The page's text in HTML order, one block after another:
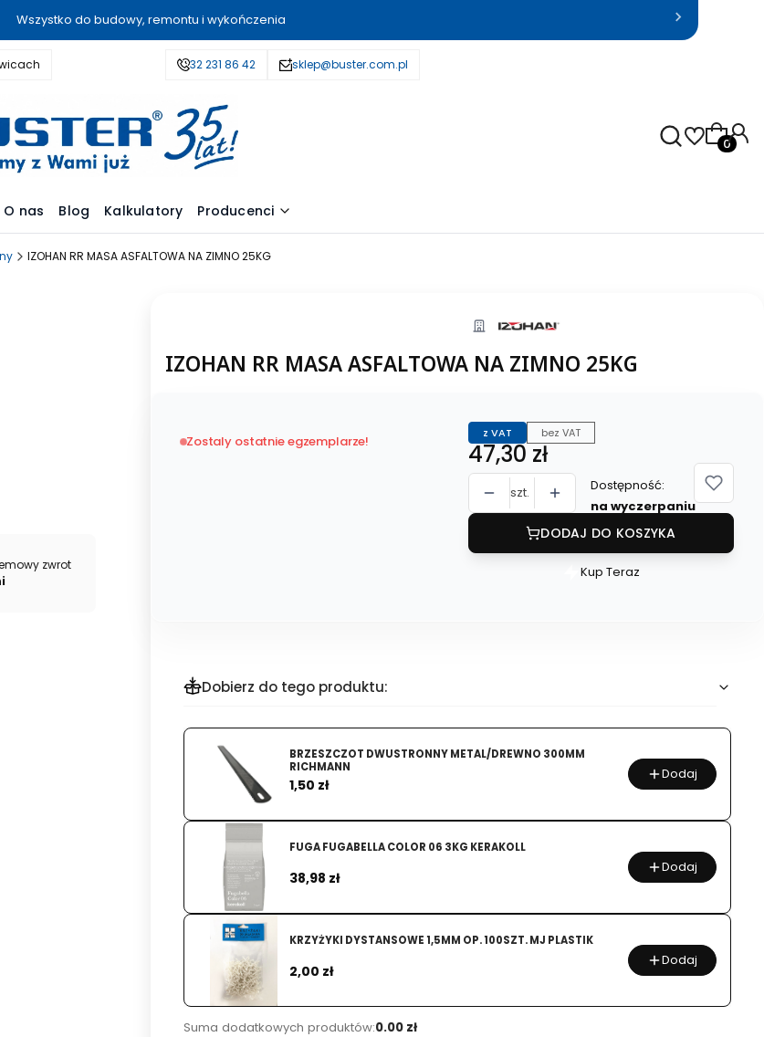
Wszystko do budowy, remontu i wykończenia
32 231 86 42 sklep@buster.com.pl
O nas Blog Kalkulatory Producenci
IZOHAN RR MASA ASFALTOWA NA ZIMNO 25KG
zwrot
IZOHAN RR MASA ASFALTOWA NA ZIMNO 25KG
Zostaly ostatnie egzemplarze! z VAT bez VAT
Cena
47,30 zł
szt.
Dostępność:
na wyczerpaniu
DODAJ DO KOSZYKA
Szybki
ZIMNO
Kup Teraz
Dobierz do tego produktu:
BRZESZCZOT DWUSTRONNY METAL/DREWNO 300MM
RICHMANN
Cena
1,50 zł
Dodaj
FUGA FUGABELLA COLOR 06 3KG KERAKOLL
Cena
38,98 zł
Dodaj
KRZYŻYKI DYSTANSOWE 1,5MM OP. 100SZT. MJ PLASTIK
Cena
2,00 zł
Dodaj
Suma dodatkowych produktów:0.00 zł